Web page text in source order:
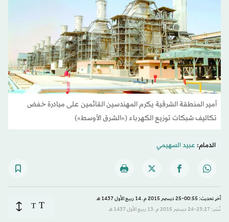
أمير المنطقة الشرقية يكرم المهندسين القائمين على مبادرة خفض
تكاليف شبكات توزيع الكهرباء («الشرق الأوسط»)
الدمام: عبيد السهيمي
آخر تحديث: 00:55-25 ديسمبر 2015 م ـ 14 ربيع الأول 1437 هـ
نُشر: 23:27-24 ديسمبر 2015 م ـ 13 ربيع الأول 1437 هـ
T
T